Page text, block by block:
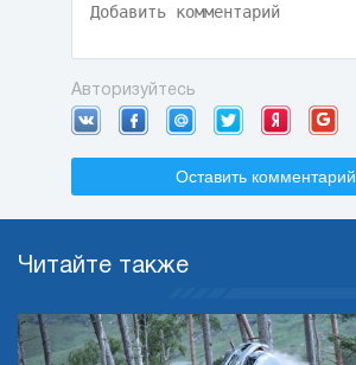
Авторизуйтесь
Оставить комментарий
Читайте также